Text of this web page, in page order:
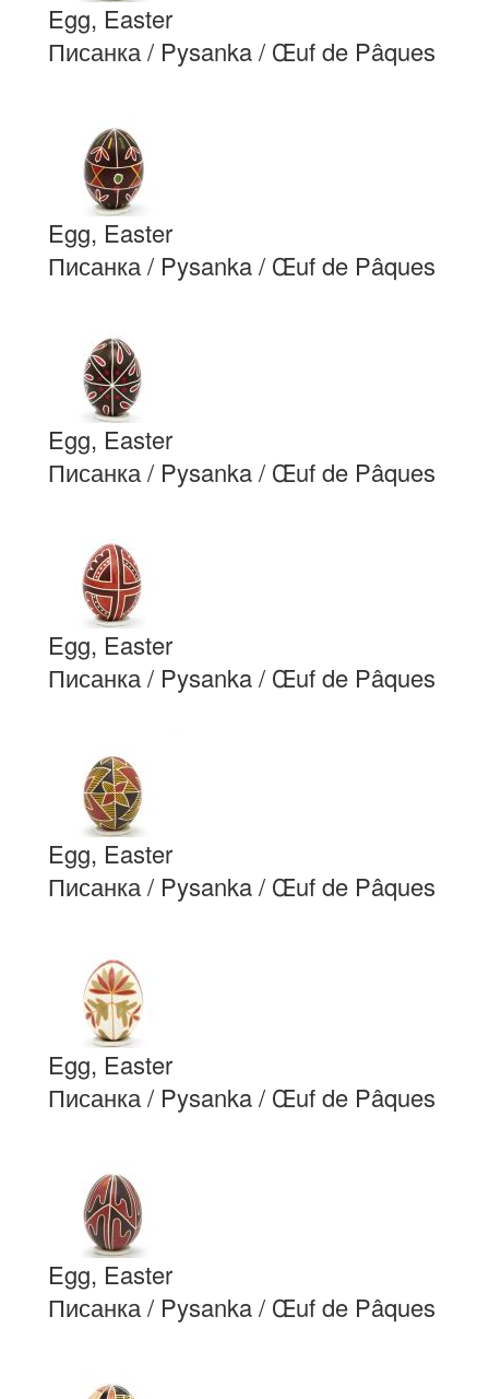
Egg, Easter
Писанка / Pysanka / Œuf de Pâques
Egg, Easter
Писанка / Pysanka / Œuf de Pâques
Egg, Easter
Писанка / Pysanka / Œuf de Pâques
Egg, Easter
Писанка / Pysanka / Œuf de Pâques
Egg, Easter
Писанка / Pysanka / Œuf de Pâques
Egg, Easter
Писанка / Pysanka / Œuf de Pâques
Egg, Easter
Писанка / Pysanka / Œuf de Pâques